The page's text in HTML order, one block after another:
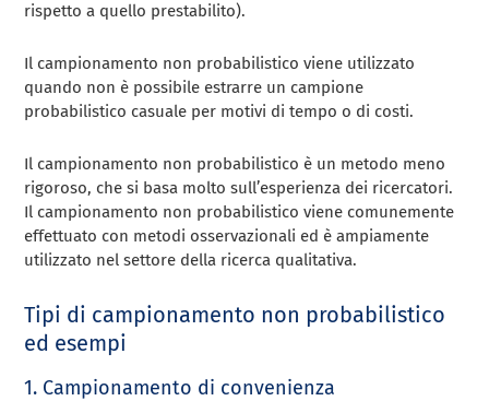
rispetto a quello prestabilito).
Il campionamento non probabilistico viene utilizzato
quando non è possibile estrarre un campione
probabilistico casuale per motivi di tempo o di costi.
Il campionamento non probabilistico è un metodo meno
rigoroso, che si basa molto sull’esperienza dei ricercatori.
Il campionamento non probabilistico viene comunemente
effettuato con metodi osservazionali ed è ampiamente
utilizzato nel settore della ricerca qualitativa.
Tipi di campionamento non probabilistico
ed esempi
1. Campionamento di convenienza